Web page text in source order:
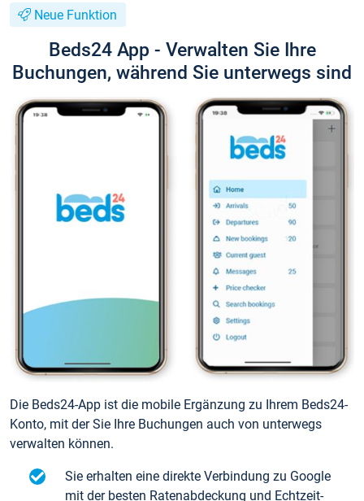
Neue Funktion
Beds24 App - Verwalten Sie Ihre
Buchungen, während Sie unterwegs sind
Die Beds24-App ist die mobile Ergänzung zu Ihrem Beds24-
Konto, mit der Sie Ihre Buchungen auch von unterwegs
verwalten können.
Sie erhalten eine direkte Verbindung zu Google
mit der besten Ratenabdeckung und Echtzeit-